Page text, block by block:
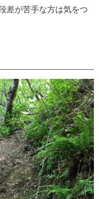
差が苦手な方は気をつ